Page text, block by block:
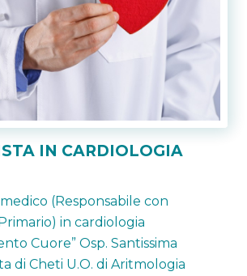
IN CARDIOLOGIA
(Responsabile con
in cardiologia
Cuore” Osp. Santissima
di Cheti U.O. di Aritmologia